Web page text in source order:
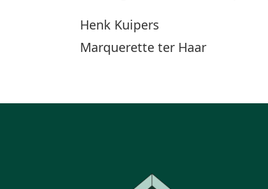
Henk Kuipers
Marquerette ter Haar